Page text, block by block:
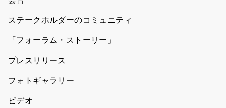
ステークホルダーのコミュニティ
「フォーラム・ストーリー」
プレスリリース
フォトギャラリー
ビデオ